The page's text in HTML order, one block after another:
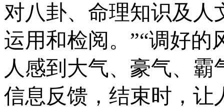
对八卦、命理知识及人
运用和检阅。”“调好
人感到大气、豪气、
信息反馈，结束时，让